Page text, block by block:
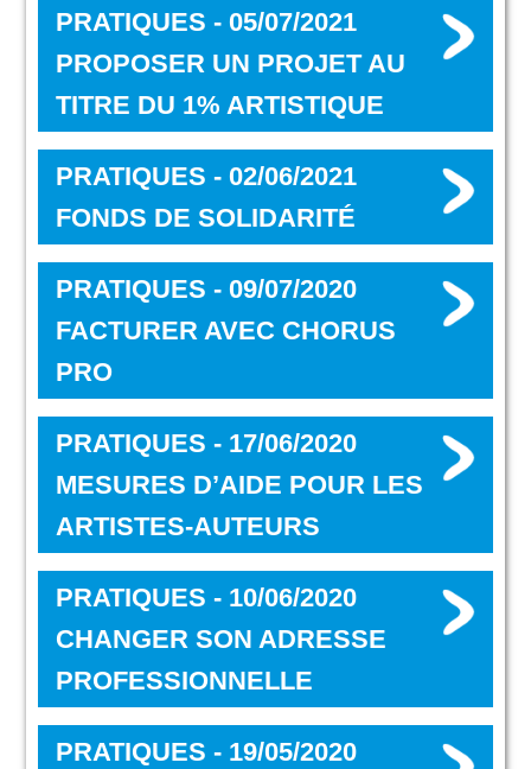
PRATIQUES - 05/07/2021
PROPOSER UN PROJET AU
TITRE DU 1% ARTISTIQUE
PRATIQUES - 02/06/2021
FONDS DE SOLIDARITÉ
PRATIQUES - 09/07/2020
FACTURER AVEC CHORUS
PRO
PRATIQUES - 17/06/2020
MESURES D’AIDE POUR LES
ARTISTES-AUTEURS
PRATIQUES - 10/06/2020
CHANGER SON ADRESSE
PROFESSIONNELLE
PRATIQUES - 19/05/2020